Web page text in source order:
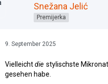
Snežana Jelić
Premijerka
9. September 2025
Vielleichtdie stylischste
gesehen habe.